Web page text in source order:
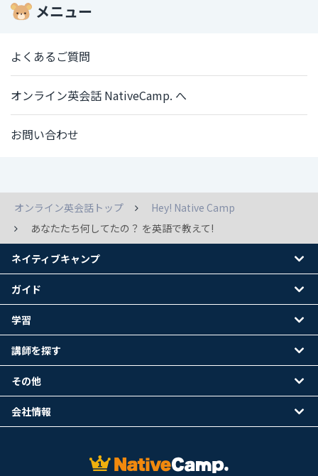
メニュー
よくあるご質問
オンライン英会話 NativeCamp. へ
お問い合わせ
オンライン英会話トップ
Hey! Native Camp
あなたたち何してたの？ を英語で教えて!
ネイティブキャンプ
ガイド
学習
講師を探す
その他
会社情報